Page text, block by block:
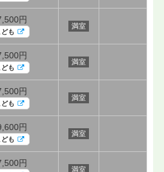
円
ども
満室
円
ども
満室
円
ども
満室
円
ども
満室
円
満室